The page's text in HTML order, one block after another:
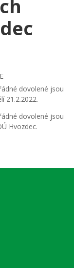
dovolené jsou
21.2.2022.
dovolené jsou
Hvozdec.